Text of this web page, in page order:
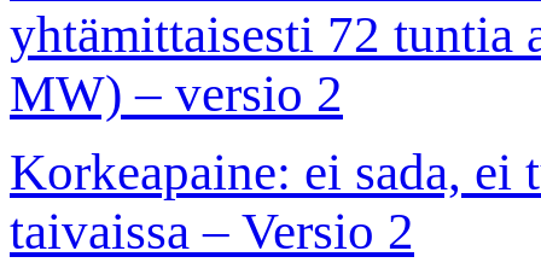
yhtämittaisesti 72 tuntia
MW) – versio 2
Korkeapaine: ei sada, ei
taivaissa – Versio 2